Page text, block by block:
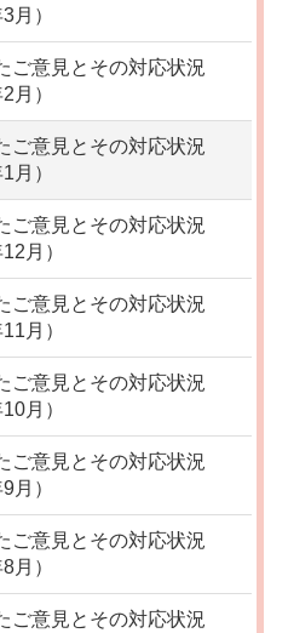
月）
ご意見とその対応状況
月）
ご意見とその対応状況
月）
ご意見とその対応状況
月）
ご意見とその対応状況
月）
ご意見とその対応状況
月）
ご意見とその対応状況
月）
ご意見とその対応状況
月）
ご意見とその対応状況